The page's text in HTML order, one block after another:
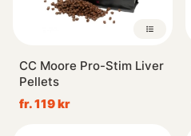
CC Moore Pro-Stim Liver
Pellets
fr. 119 kr